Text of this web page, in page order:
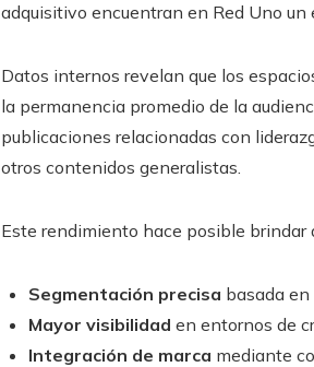
adquisitivo encuentran en Red Uno
Datos internos revelan que los
la permanencia promedio de la
publicaciones relacionadas con
otros contenidos generalistas.
Este rendimiento hace posible brindar
Segmentación precisa basada
Mayor visibilidad en entornos de
Integración de marca mediante